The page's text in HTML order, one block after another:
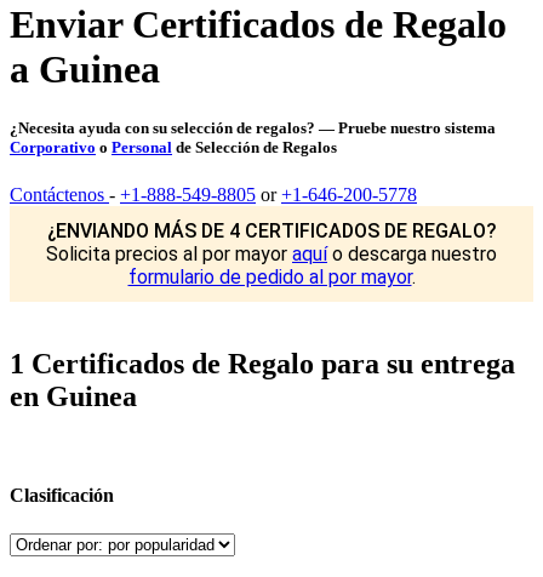
Enviar Certificados de Regalo
a Guinea
¿Necesita ayuda con su selección de regalos? — Pruebe nuestro sistema
Corporativo o Personal de Selección de Regalos
Contáctenos - +1-888-549-8805 or+1-646-200-5778
¿ENVIANDO MÁS DE 4 CERTIFICADOS DE REGALO?
Solicita precios al por mayor aquío descarga nuestro
formulario de pedido al por mayor.
1 Certificados de Regalo para su entrega
en Guinea
Clasificación